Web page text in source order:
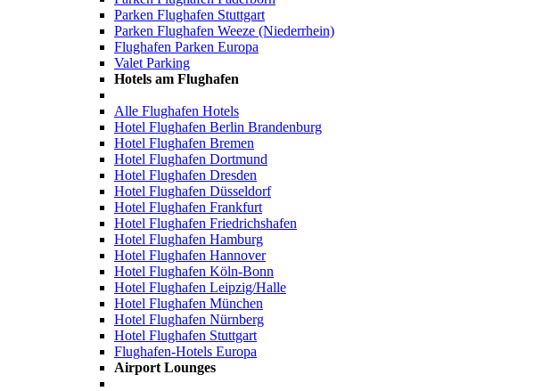
Parken Flughafen Stuttgart
Parken Flughafen Weeze (Niederrhein)
Flughafen Parken Europa
Valet Parking
Hotels am Flughafen
Alle Flughafen Hotels
Hotel Flughafen Berlin Brandenburg
Hotel Flughafen Bremen
Hotel Flughafen Dortmund
Hotel Flughafen Dresden
Hotel Flughafen Düsseldorf
Hotel Flughafen Frankfurt
Hotel Flughafen Friedrichshafen
Hotel Flughafen Hamburg
Hotel Flughafen Hannover
Hotel Flughafen Köln-Bonn
Hotel Flughafen Leipzig/Halle
Hotel Flughafen München
Hotel Flughafen Nürnberg
Hotel Flughafen Stuttgart
Flughafen-Hotels Europa
Airport Lounges